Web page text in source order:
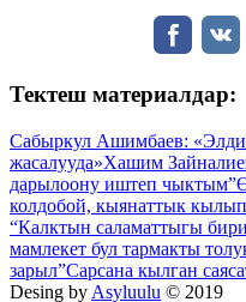
Тектеш материалдар:
Сабыркул Ашимбаев:
жасалууда»Хашим
дарылоону иштеп чыктым”
колдобой, кыянаттык
“Калктын саламаттыгы
мамлекет бул тармакты
зарыл”Сарсана кылган
Desing by Asyluulu © 2019